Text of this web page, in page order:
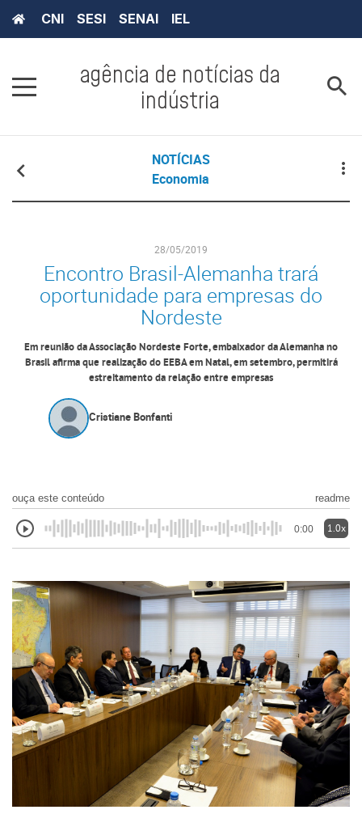
CNI SESI SENAI IEL
agência de notícias da
indústria
NOTÍCIAS
Economia
28/05/2019
Encontro Brasil-Alemanha trará
oportunidade para empresas do
Nordeste
Em reunião da Associação Nordeste Forte, embaixador da Alemanha no
Brasil afirma que realização do EEBA em Natal, em setembro, permitirá
estreitamento da relação entre empresas
Cristiane Bonfanti
ouça este conteúdo readme
0:00 1.0x